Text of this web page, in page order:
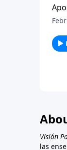
Visión
las